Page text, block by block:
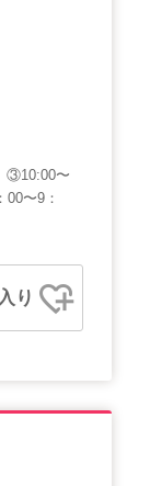
〜
〜9：
り